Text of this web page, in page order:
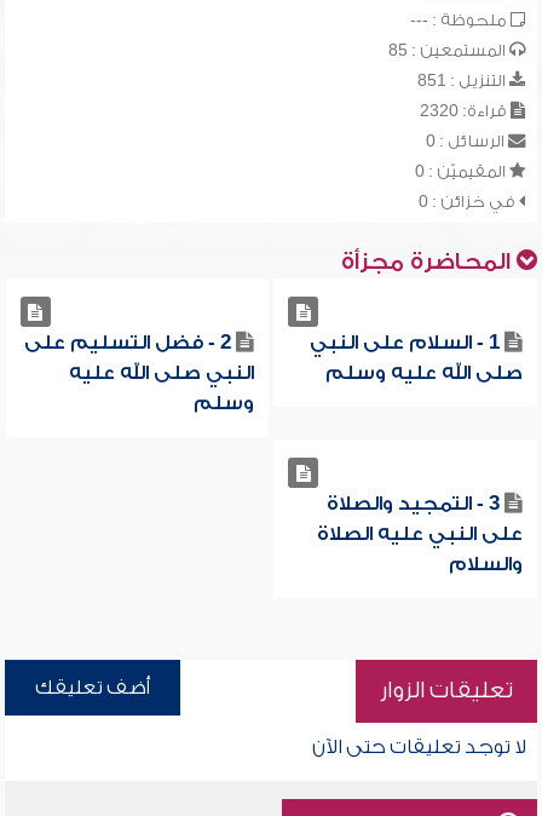
ملحوظة : ---
المستمعين : 85
التنزيل : 851
قراءة: 2320
الرسائل : 0
المقيميّن : 0
في خزائن : 0
المحاضرة مجزأة
1 - السلام على النبي
صلى الله عليه وسلم
2 - فضل التسليم على
النبي صلى الله عليه
وسلم
3 - التمجيد والصلاة
على النبي عليه الصلاة
والسلام
تعليقات الزوار أضف تعليقك
لا توجد تعليقات حتى الآن